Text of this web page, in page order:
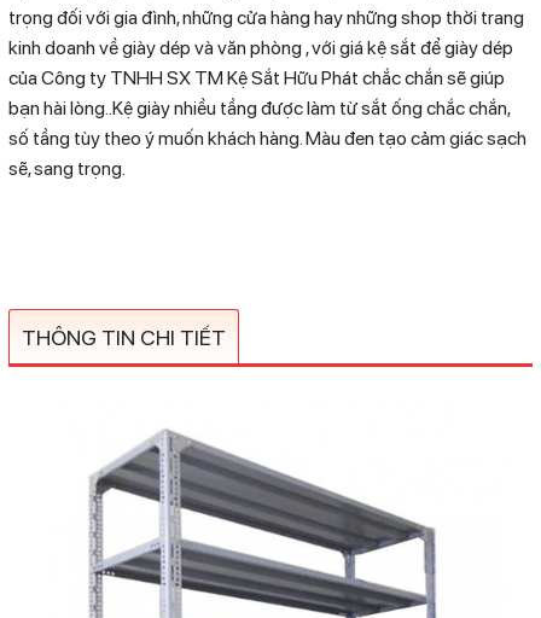
trọng đối với gia đình, những cửa hàng hay những shop thời trang
kinh doanh về giày dép và văn phòng , với giá kệ sắt để giày dép
của Công ty TNHH SX TM Kệ Sắt Hữu Phát chắc chắn sẽ giúp
bạn hài lòng..Kệ giày nhiều tầng được làm từ sắt ống chắc chắn,
số tầng tùy theo ý muốn khách hàng. Màu đen tạo cảm giác sạch
sẽ, sang trọng.
THÔNG TIN CHI TIẾT